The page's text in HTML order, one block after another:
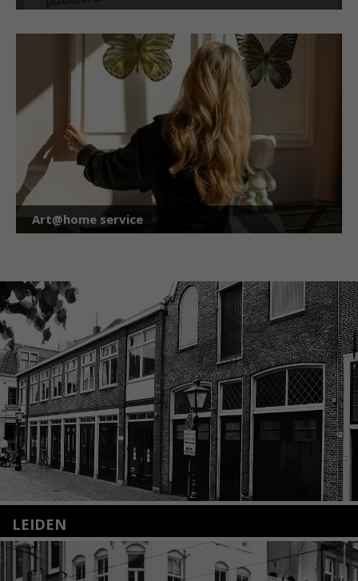
Art@home service
LEIDEN
Nieuwstraat 35
2312 KA Leiden